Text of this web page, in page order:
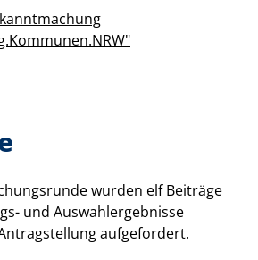
wurden elf Beiträge
und Auswahlergebnisse
aufgefordert.